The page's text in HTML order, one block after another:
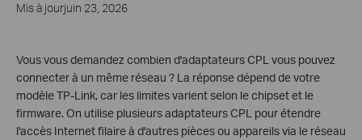
Mis à jourjuin 23, 2026
Vous vous demandez combien d'adaptateurs CPL vous pouvez
connecter à un même réseau ? La réponse dépend de votre
modèle TP-Link, car les limites varient selon le chipset et le
firmware. On utilise plusieurs adaptateurs CPL pour étendre
l'accès Internet filaire à d'autres pièces ou appareils via le réseau